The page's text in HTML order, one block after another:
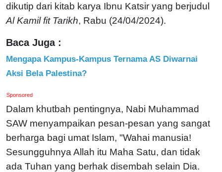
dikutip dari kitab karya Ibnu Katsir yang berjudul
Al Kamil fit Tarikh, Rabu (24/04/2024).
Baca Juga :
Mengapa Kampus-Kampus Ternama AS Diwarnai
Aksi Bela Palestina?
Sponsored
Dalam khutbah pentingnya, Nabi Muhammad
SAW menyampaikan pesan-pesan yang sangat
berharga bagi umat Islam, "Wahai manusia!
Sesungguhnya Allah itu Maha Satu, dan tidak
ada Tuhan yang berhak disembah selain Dia.